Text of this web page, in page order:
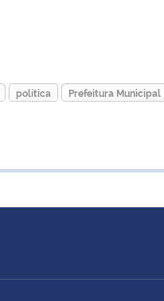
politica Prefeitura Municipal